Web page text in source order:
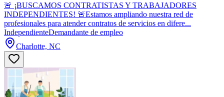
🚨 ¡BUSCAMOS CONTRATISTAS Y TRABAJADORES
INDEPENDIENTES! 🚨Estamos ampliando nuestra red de
profesionales para atender contratos de servicios en difere...
IndependienteDemandante de empleo
Charlotte, NC